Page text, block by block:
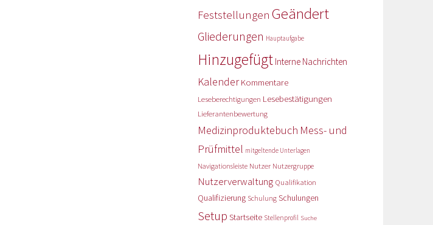
Feststellungen Geändert
Gliederungen Hauptaufgabe
Hinzugefügt Interne Nachrichten
Kalender Kommentare
Leseberechtigungen Lesebestätigungen
Lieferantenbewertung
Medizinproduktebuch Mess- und
Prüfmittel mitgeltende Unterlagen
Navigationsleiste Nutzer Nutzergruppe
Nutzerverwaltung Qualifikation
Qualifizierung Schulung Schulungen
Setup Startseite Stellenprofil Suche